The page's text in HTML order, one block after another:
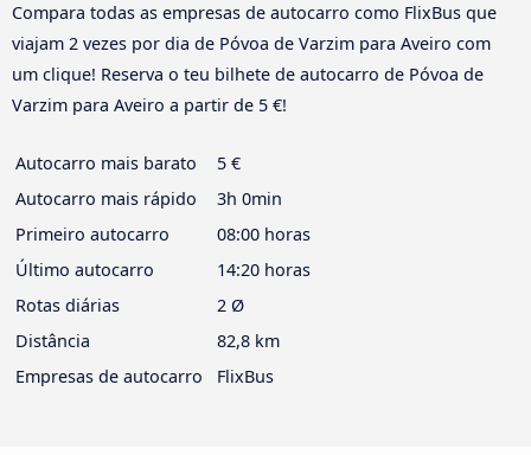
Compara todas as empresas de autocarro como FlixBus que
viajam 2 vezes por dia de Póvoa de Varzim para Aveiro com
um clique! Reserva o teu bilhete de autocarro de Póvoa de
Varzim para Aveiro a partir de 5 €!
Autocarro mais barato
5 €
Autocarro mais rápido
3h 0min
Primeiro autocarro
08:00 horas
Último autocarro
14:20 horas
Rotas diárias
2 Ø
Distância
82,8 km
Empresas de autocarro
FlixBus